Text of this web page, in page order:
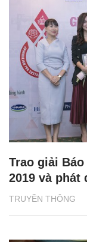
TRUYỀN THÔNG
Trao giải
2019 và phát